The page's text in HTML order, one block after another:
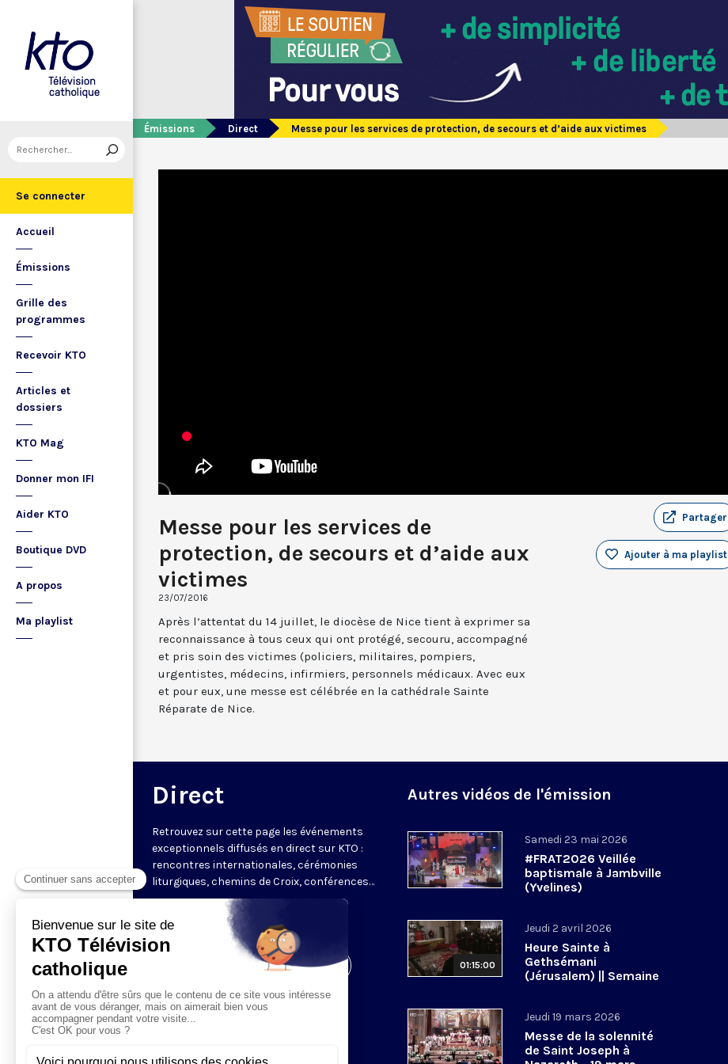
Se connecter
Accueil
Émissions
Grille des
programmes
Recevoir KTO
Articles et
dossiers
KTO Mag
Donner mon IFI
Aider KTO
Boutique DVD
A propos
Ma playlist
Émissions Direct Messe pour les services de protection, de secours et d’aide aux victimes
Messe pour les services de
protection, de secours et d’aide aux
victimes
23/07/2016
Partager
Ajouter à ma playlist
Après l’attentat du 14 juillet, le diocèse de Nice tient à exprimer sa
reconnaissance à tous ceux qui ont protégé, secouru, accompagné
et pris soin des victimes (policiers, militaires, pompiers,
urgentistes, médecins, infirmiers, personnels médicaux. Avec eux
et pour eux, une messe est célébrée en la cathédrale Sainte
Réparate de Nice.
Direct
Retrouvez sur cette page les événements
exceptionnels diffusés en direct sur KTO :
rencontres internationales, cérémonies
liturgiques, chemins de Croix, conférences…
Cliquez ici pour accéder au
chaîne
Visiter la page de l'émission
Autres vidéos de l'émission
Samedi 23 mai 2026
#FRAT2026 Veillée
baptismale à Jambville
(Yvelines)
01:15:00
Jeudi 2 avril 2026
Heure Sainte à
Gethsémani
(Jérusalem) || Semaine
Jeudi 19 mars 2026
Messe de la solennité
de Saint Joseph à